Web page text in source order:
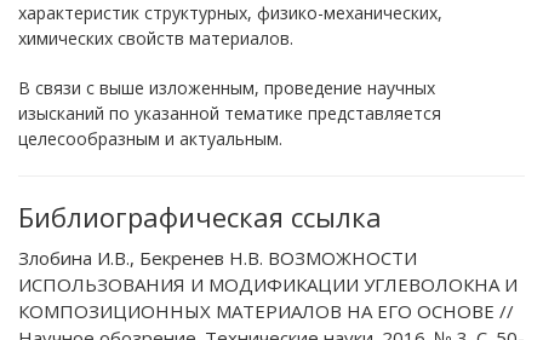
характеристик структурных, физико-механических,
химических свойств материалов.
В связи с выше изложенным, проведение научных
изысканий по указанной тематике представляется
целесообразным и актуальным.
Библиографическая ссылка
Злобина И.В., Бекренев Н.В. ВОЗМОЖНОСТИ
ИСПОЛЬЗОВАНИЯ И МОДИФИКАЦИИ УГЛЕВОЛОКНА И
КОМПОЗИЦИОННЫХ МАТЕРИАЛОВ НА ЕГО ОСНОВЕ //